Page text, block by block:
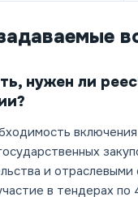
нужен ли
и отраслевыми
в тендерах